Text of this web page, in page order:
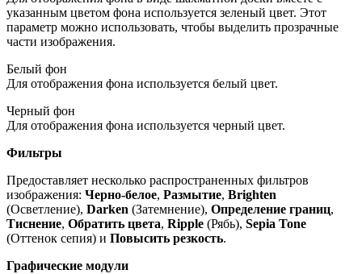
указанным цветом фона используется зеленый цвет. Этот
параметр можно использовать, чтобы выделить прозрачные
части изображения.
Белый фон
Для отображения фона используется белый цвет.
Черный фон
Для отображения фона используется черный цвет.
Фильтры
Предоставляет несколько распространенных фильтров
изображения: Черно-белое, Размытие, Brighten
(Осветление), Darken (Затемнение), Определение границ,
Тиснение, Обратить цвета, Ripple (Рябь), Sepia Tone
(Оттенок сепия) и Повысить резкость.
Графические модули